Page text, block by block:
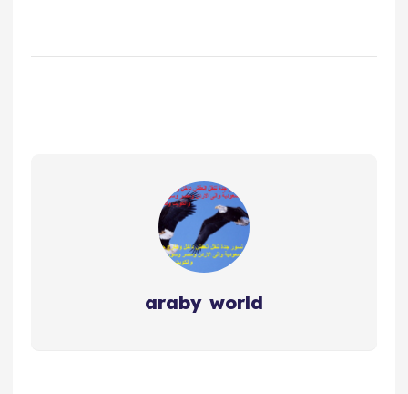
araby world